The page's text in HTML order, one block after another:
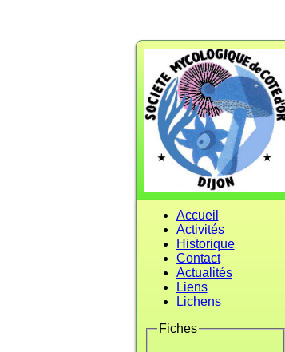
Accueil
Activités
Historique
Contact
Actualités
Liens
Lichens
Fiches